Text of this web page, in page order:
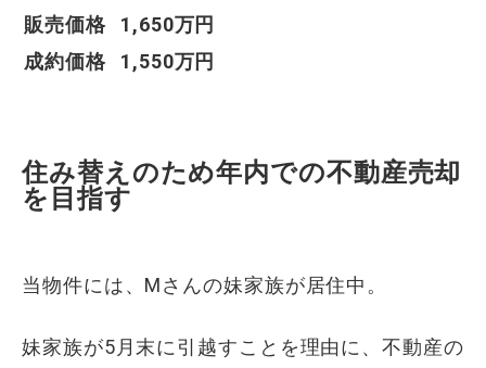
販売価格
1,650万円
成約価格
1,550万円
住み替えのため年内での不動産売却
を目指す
当物件には、Mさんの妹家族が居住中。
妹家族が5月末に引越すことを理由に、不動産の